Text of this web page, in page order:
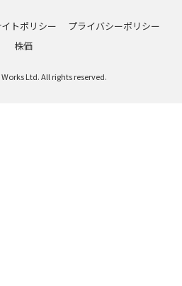
トポリシー
プライバシーポリシー
株価
Ltd. All rights reserved.